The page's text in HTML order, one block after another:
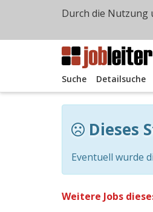
Suche Detailsuche
Dieses
Eventuell wurde
Weitere Jobs
Durch die Nutzung